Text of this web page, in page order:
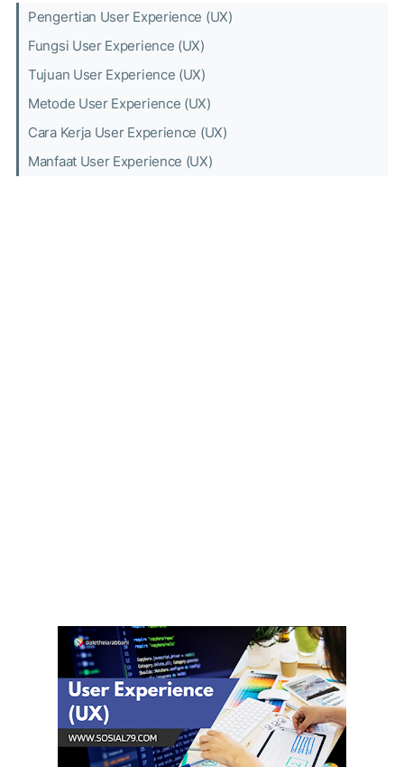
Pengertian User Experience (UX)
Fungsi User Experience (UX)
Tujuan User Experience (UX)
Metode User Experience (UX)
Cara Kerja User Experience (UX)
Manfaat User Experience (UX)